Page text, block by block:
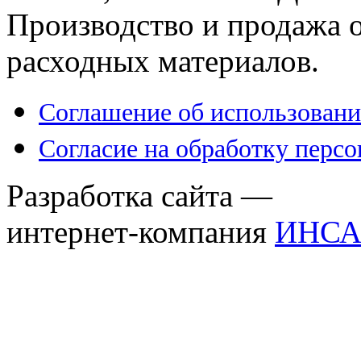
Производство и продажа
расходных материалов.
Соглашение об
Согласие на обработку
Разработка сайта —
интернет-компания